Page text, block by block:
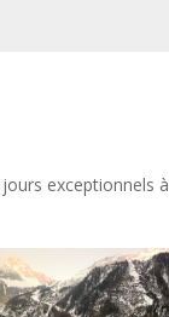
exceptionnels à